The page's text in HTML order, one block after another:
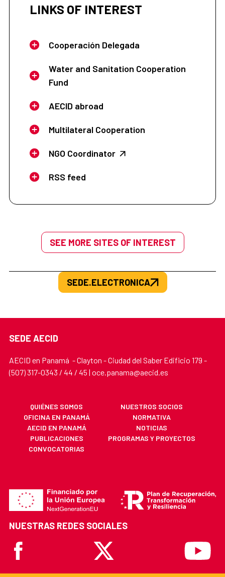
LINKS OF INTEREST
Cooperación Delegada
Water and Sanitation Cooperation
Fund
AECID abroad
Multilateral Cooperation
NGO Coordinator
RSS feed
SEE MORE SITES OF INTEREST
SEDE.ELECTRONICA
SEDE AECID
AECID en Panamá - Clayton - Ciudad del Saber Edificio 179 -
(507) 317-0343 / 44 / 45 | oce.panama@aecid.es
QUIÉNES SOMOS
NUESTROS SOCIOS
OFICINA EN PANAMÁ
NORMATIVA
AECID EN PANAMÁ
NOTICIAS
PUBLICACIONES
PROGRAMAS Y PROYECTOS
CONVOCATORIAS
NUESTRAS REDES SOCIALES
Facebook
X Youtube